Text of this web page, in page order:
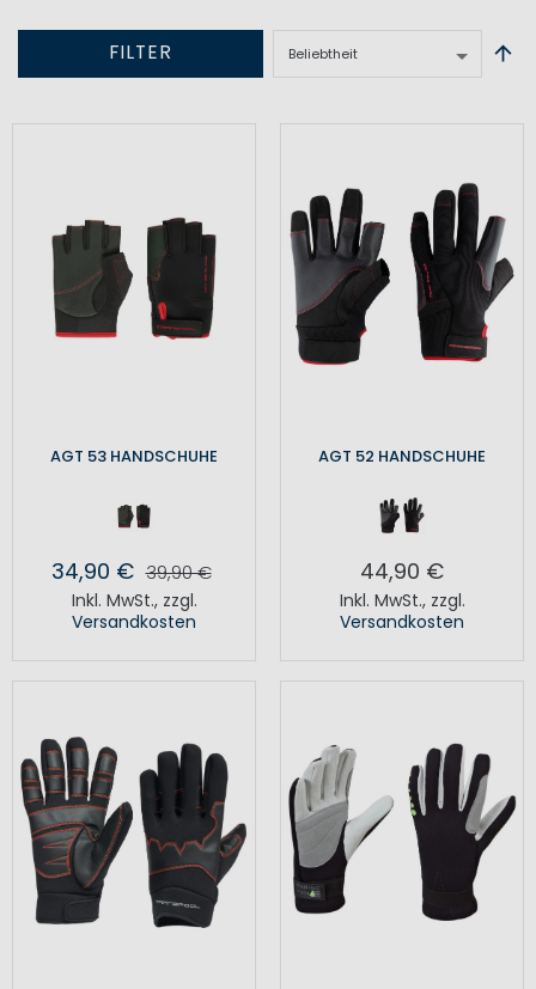
FILTER
AGT 53 HANDSCHUHE
34,90 € 39,90 €
Inkl. MwSt., zzgl.
Versandkosten
AGT 52 HANDSCHUHE
44,90 €
Inkl. MwSt., zzgl.
Versandkosten